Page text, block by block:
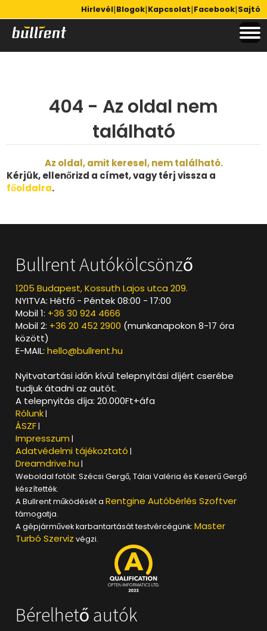
Hirlevél|Blogok|Kapcsolat|Facebook|Sajtó
404 - Az oldal nem
található
Az oldal, amit keresel, nem található.
Kérjük, ellenőrizd a címet, vagy térj vissza a
főoldalra.
Bullrent Autókölcsönző
1205 Budapest, Kossuth Lajos utca 209.
NYITVA: Hétfő - Péntek 08:00 - 17:00
Mobil 1: +36 30 924 4666
Mobil 2: +36 20 452 2900 (munkanapokon 8-17 óra
között)
E-MAIL:hello@bullrent.hu
Nyitvatartási időn kívül telepnyitási díjért cserébe
tudjuk átadni az autót.
A telepnyitás díja: 20.000Ft+áfa
Rólunk|
ÁSZF|
Impresszum |
Adatvédelmi tájékoztató |
Dreamdrive.hu |
Weboldal fotóit: Szécsi Gergő, Tálai Valéria és Keserű Gergő
készítették.
A Bullrent működését aRentgine Autóbérlés Szoftver
támogatja.
A gépjárművek karbantartását testvércégünk:Master
Turbó Szerviz végzi.
Bérelhető autók